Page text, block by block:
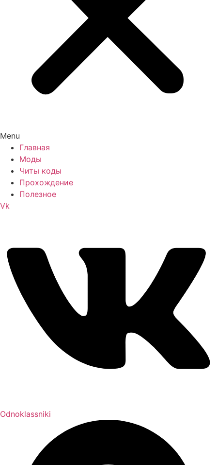
Menu
Главная
Моды
Читы коды
Прохождение
Полезное
Vk
Odnoklassniki